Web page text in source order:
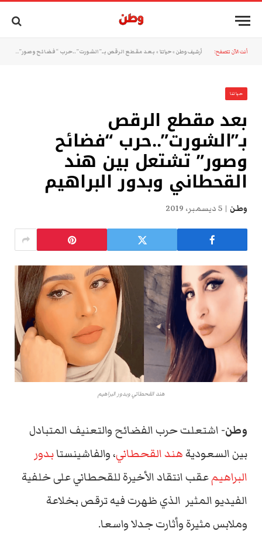
أنت الآن تتصفح: أرشيف وطن »حياتنا » بعد مقطع الرقص بـ”الشورت”..حرب “فضائح وصور” تشتعل بين هند القحطاني وبدور البراهيم
حياتنا
بعد مقطع الرقص
بـ”الشورت”..حرب “فضائح
وصور” تشتعل بين هند
القحطاني وبدور البراهيم
وطن 5 ديسمبر، 2019
هند القحطاني وبدور البراهيم
وطن- اشتعلت حرب الفضائح والتعنيف المتبادل
بين السعوديةهند القحطاني، والفاشينستابدور
البراهيمعقب انتقاد الأخيرة للقحطاني على خلفية
الفيديو المثير الذي ظهرت فيه ترقص بخلاعة
وملابس مثيرة وأثارت جدلا واسعا.